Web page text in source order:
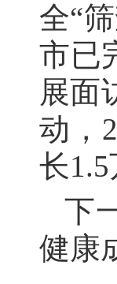
全“
市已
展面
动，
长1.5
下
健康